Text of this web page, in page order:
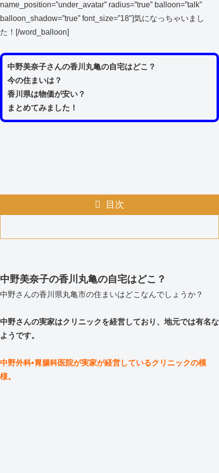
name_position=”under_avatar” radius=”true” balloon=”talk”
balloon_shadow=”true” font_size=”18″]気になっちゃいまし
た！[/word_balloon]
中野美奈子さんの香川丸亀の自宅はどこ？
今の住まいは？
香川県は物価が安い？
まとめてみました！
目次
中野美奈子の香川丸亀の自宅はどこ？
中野さんの香川県丸亀市の住まいはどこなんでしょうか？
中野さんの実家はクリニックを経営しており、地元では有名な
ようです。
中野外科•胃腸科医院が実家が経営しているクリニックの模
様。